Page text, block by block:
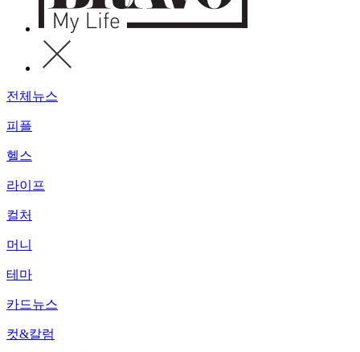
전체뉴스
피플
헬스
라이프
컬처
머니
테마
카드뉴스
컷&칼럼